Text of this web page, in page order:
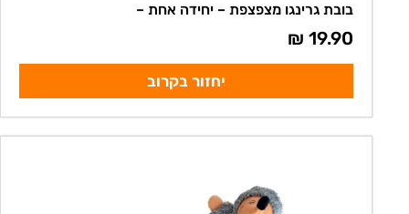
בובת גרינגו מצפצפת – יחידה אחת –
19.90
₪
יחזור בקרוב